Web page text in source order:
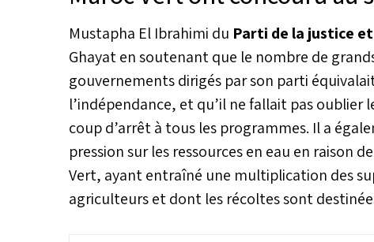
cours des trois derniers mois que
contre 1,5 milliard de m³ au cours
période de l'année dernière, soit
tiers.
Mustapha El Ibrahimi du Parti de la justice
Ghayat en soutenant que le nombre de
gouvernements dirigés par son parti
l’indépendance, et qu’il ne fallait pas oublier
coup d’arrêt à tous les programmes. Il a
pression sur les ressources en eau en raison
Vert, ayant entraîné une multiplication des
agriculteurs et dont les récoltes sont